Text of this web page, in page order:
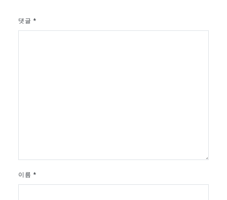
댓글 *
이름 *